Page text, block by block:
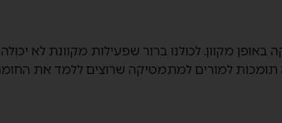
מקוון. לכולנו ברור שפעילות מקוונת לא יכולה
תומכות למורים למתמטיקה שרוצים ללמד את